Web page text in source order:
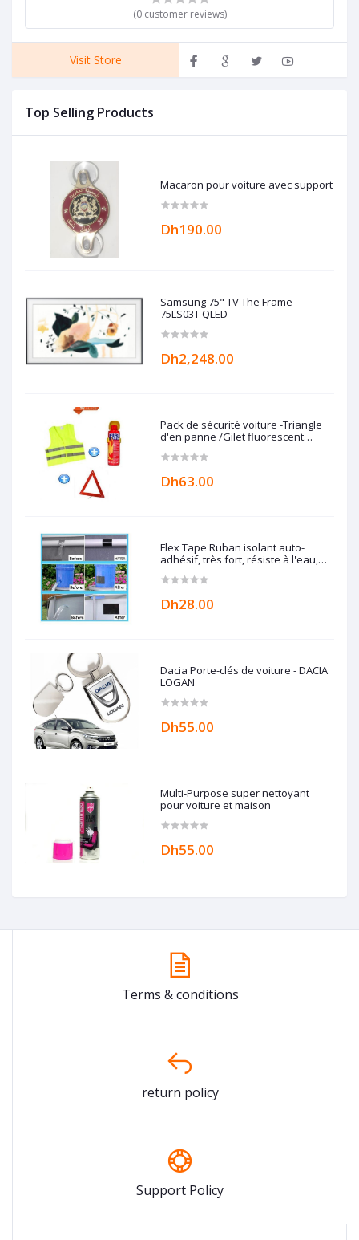
(0 customer reviews)
Visit Store
Top Selling Products
Macaron pour voiture avec support
Dh190.00
Samsung 75" TV The Frame
75LS03T QLED
Dh2,248.00
Pack de sécurité voiture -Triangle
d'en panne /Gilet fluorescent
Dh63.00
Flex Tape Ruban isolant auto-
adhésif, très fort, résiste à l'eau,
étanchéité complète
Dh28.00
Dacia Porte-clés de voiture - DACIA
LOGAN
Dh55.00
Multi-Purpose super nettoyant
pour voiture et maison
Dh55.00
Terms & conditions
return policy
Support Policy